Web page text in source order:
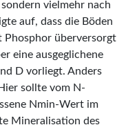
vielmehr nach
auf, dass die Böden
Phosphor überversorgt
eine ausgeglichene
D vorliegt. Anders
sollte vom N-
Nmin-Wert im
Mineralisation des